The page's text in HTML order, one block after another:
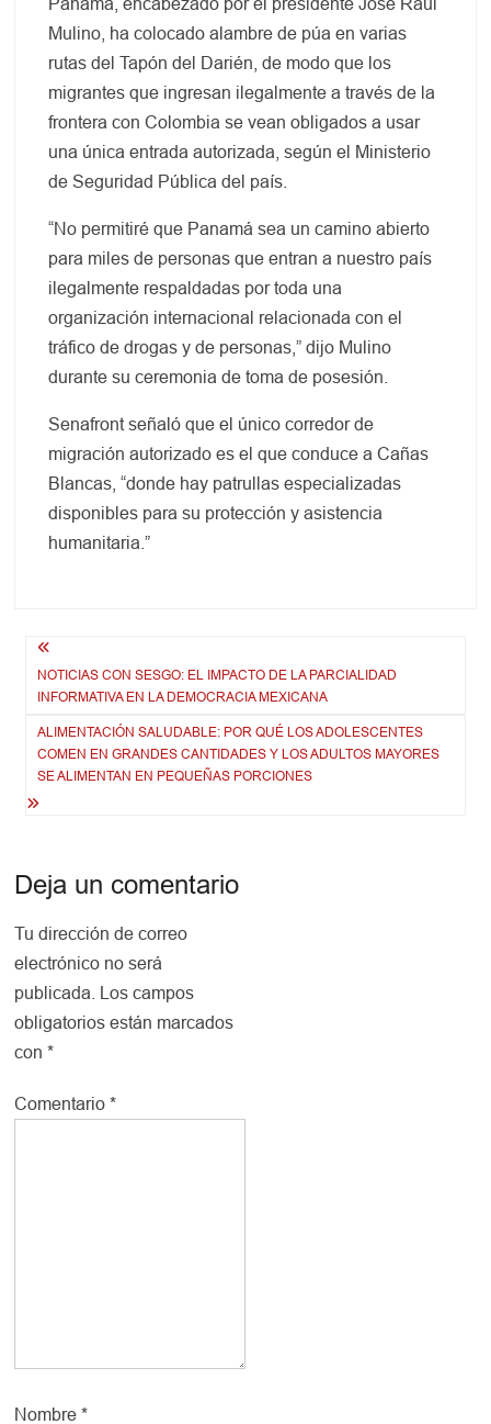
Panamá, encabezado por el presidente José Raúl
Mulino, ha colocado alambre de púa en varias
rutas del Tapón del Darién, de modo que los
migrantes que ingresan ilegalmente a través de la
frontera con Colombia se vean obligados a usar
una única entrada autorizada, según el Ministerio
de Seguridad Pública del país.
“No permitiré que Panamá sea un camino abierto
para miles de personas que entran a nuestro país
ilegalmente respaldadas por toda una
organización internacional relacionada con el
tráfico de drogas y de personas,” dijo Mulino
durante su ceremonia de toma de posesión.
Senafront señaló que el único corredor de
migración autorizado es el que conduce a Cañas
Blancas, “donde hay patrullas especializadas
disponibles para su protección y asistencia
humanitaria.”
Navegación
de
entradas
NOTICIAS CON SESGO: EL IMPACTO DE LA PARCIALIDAD
INFORMATIVA EN LA DEMOCRACIA MEXICANA
ALIMENTACIÓN SALUDABLE: POR QUÉ LOS ADOLESCENTES
COMEN EN GRANDES CANTIDADES Y LOS ADULTOS MAYORES
SE ALIMENTAN EN PEQUEÑAS PORCIONES
Deja un comentario
Tu dirección de correo
electrónico no será
publicada.
Los campos
obligatorios están marcados
con*
Comentario*
Nombre*